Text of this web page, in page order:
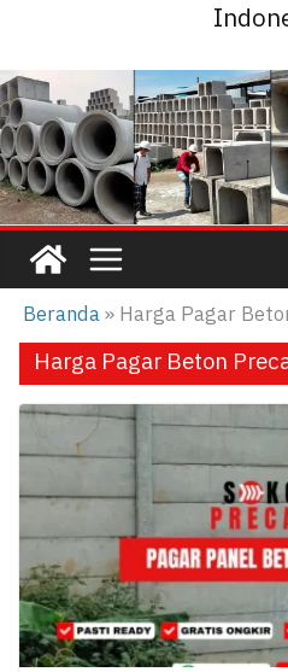
Beranda» Harga Pagar
Harga Pagar Beton